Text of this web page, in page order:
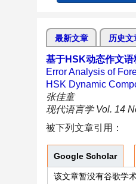
最新文章 历史文
基于HSK动态作文
Error Analysis of
HSK Dynamic
张佳童
现代语言学 Vol. 14
被下列文章引用：
Google Scholar
该文章暂没有谷歌学